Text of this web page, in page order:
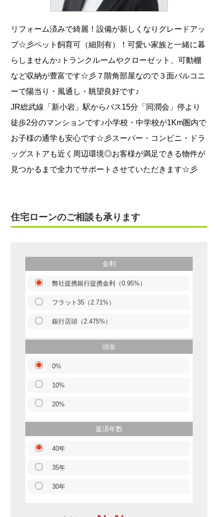
リフォーム済みで綺麗！設備が新しくなりグレードアッ
プ☆彡ペット飼育可（細則有）！可愛い家族と一緒に暮
らしませんか♪トランクルームやクローゼット、可動棚
など収納が豊富です☆彡７階角部屋なので３面バルコニ
ーで陽当り・風通し・眺望良好です♪
JR総武線「新小岩」駅からバス15分「同潤会」停より
徒歩2分のマンションです♪小学校・中学校が1Km圏内で
お子様の通学も安心です☆彡スーパー・コンビニ・ドラ
ッグストアも近く周辺環境◎お客様が満足できる物件が
見つかるまで全力でサポートさせていただきます☆彡
住宅ローンのご相談も承ります
金利
弊社提携銀行提携金利（0.95%）
フラット35（2.71%）
銀行店頭（2.475%）
頭金
0%
10%
20%
返済年数
40年
35年
30年